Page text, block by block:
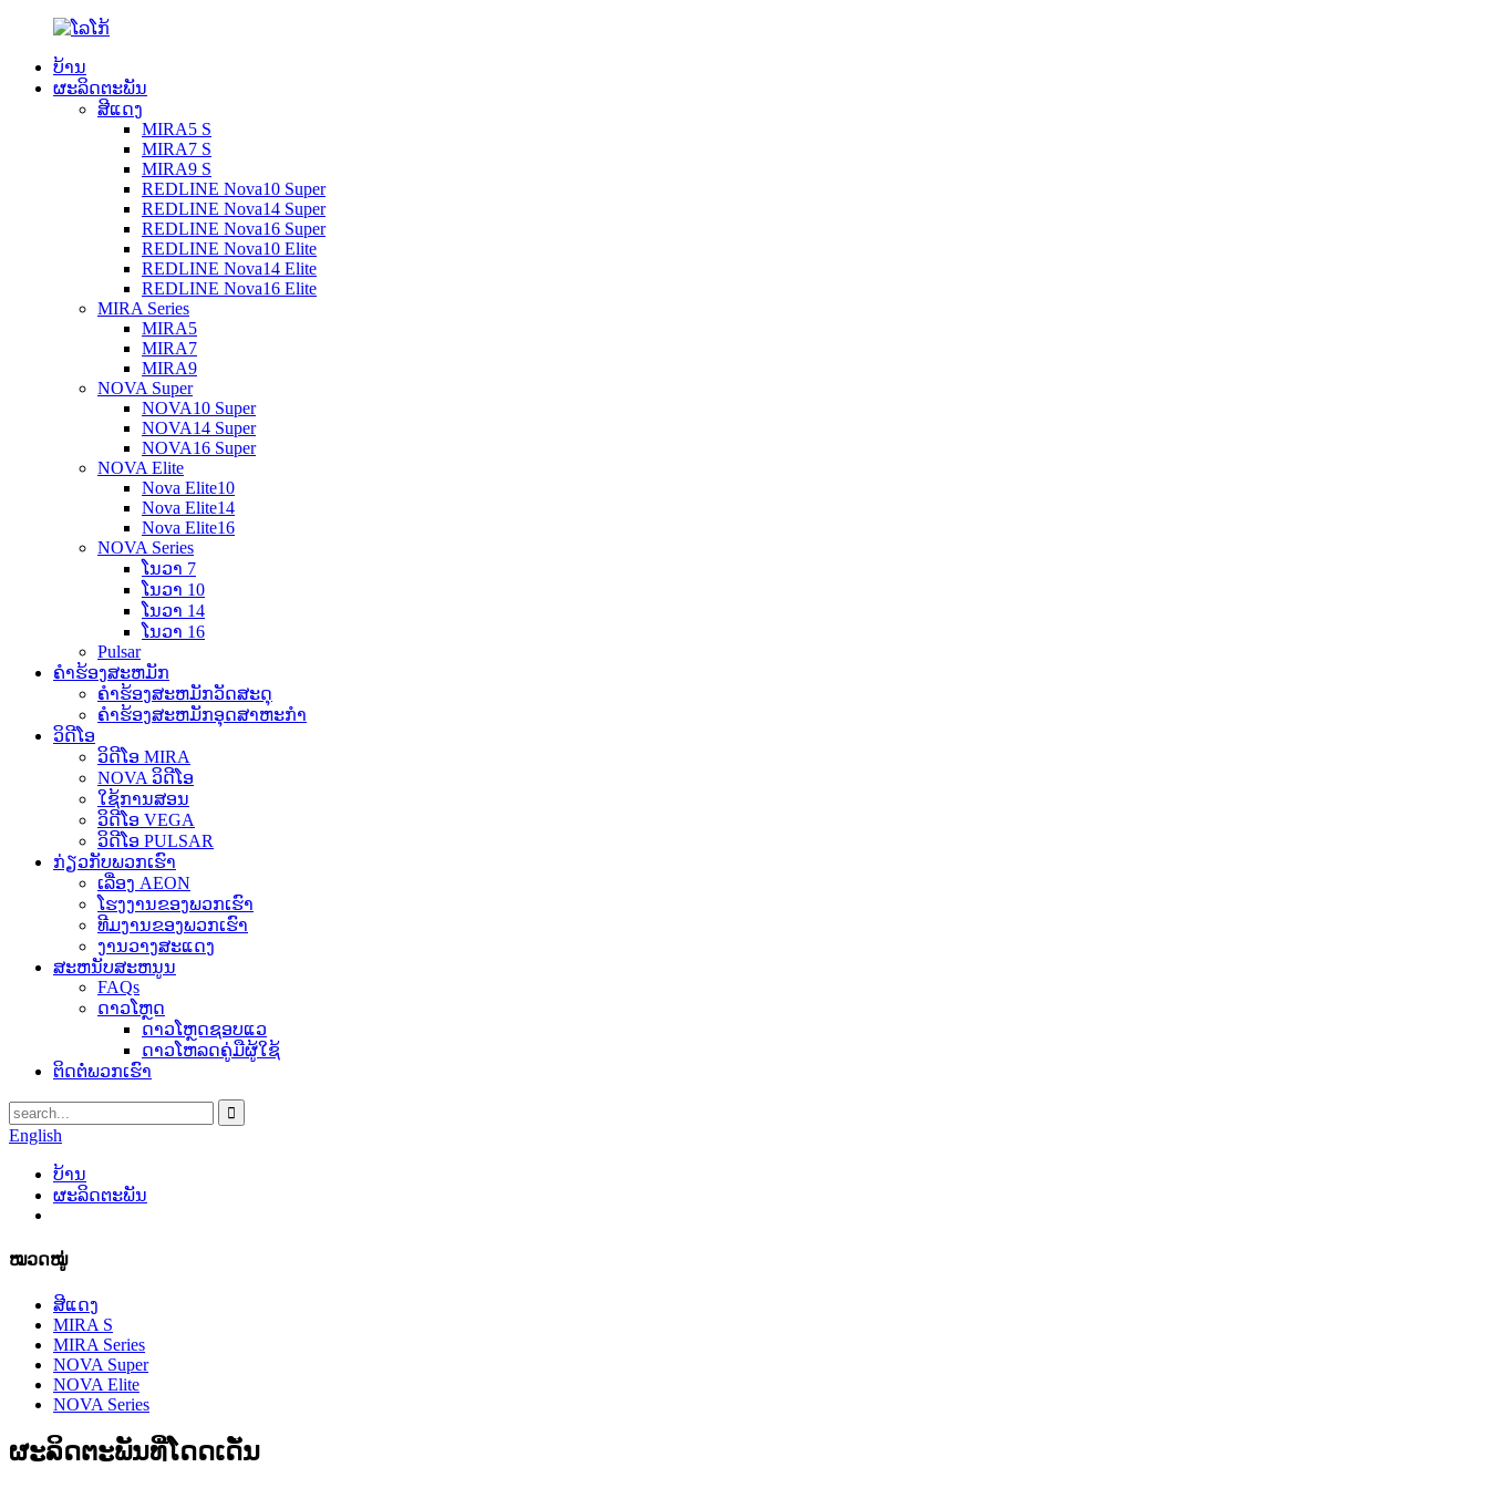
ບ້ານ
ຜະລິດຕະພັນ
ສີແດງ
MIRA5 S
MIRA7 S
MIRA9 S
REDLINE Nova10 Super
REDLINE Nova14 Super
REDLINE Nova16 Super
REDLINE Nova10 Elite
REDLINE Nova14 Elite
REDLINE Nova16 Elite
MIRA Series
MIRA5
MIRA7
MIRA9
NOVA Super
NOVA10 Super
NOVA14 Super
NOVA16 Super
NOVA Elite
Nova Elite10
Nova Elite14
Nova Elite16
NOVA Series
ໂນວາ 7
ໂນວາ 10
ໂນວາ 14
ໂນວາ 16
Pulsar
ຄໍາຮ້ອງສະຫມັກ
ຄໍາຮ້ອງສະຫມັກວັດສະດຸ
ຄໍາຮ້ອງສະຫມັກອຸດສາຫະກໍາ
ວິດີໂອ
ວິດີໂອ MIRA
NOVA ວິດີໂອ
ໃຊ້ການສອນ
ວິດີໂອ VEGA
ວິດີໂອ PULSAR
ກ່ຽວກັບພວກເຮົາ
ເລື່ອງ AEON
ໂຮງງານຂອງພວກເຮົາ
ທີມງານຂອງພວກເຮົາ
ງານວາງສະແດງ
ສະຫນັບສະຫນູນ
FAQs
ດາວໂຫຼດ
ດາວໂຫຼດຊອບແວ
ດາວໂຫລດຄູ່ມືຜູ້ໃຊ້
ຕິດຕໍ່ພວກເຮົາ
English
ບ້ານ
ຜະລິດຕະພັນ
ໝວດໝູ່
ສີແດງ
MIRA S
MIRA Series
NOVA Super
NOVA Elite
NOVA Series
ຜະລິດຕະພັນທີ່ໂດດເດັ່ນ